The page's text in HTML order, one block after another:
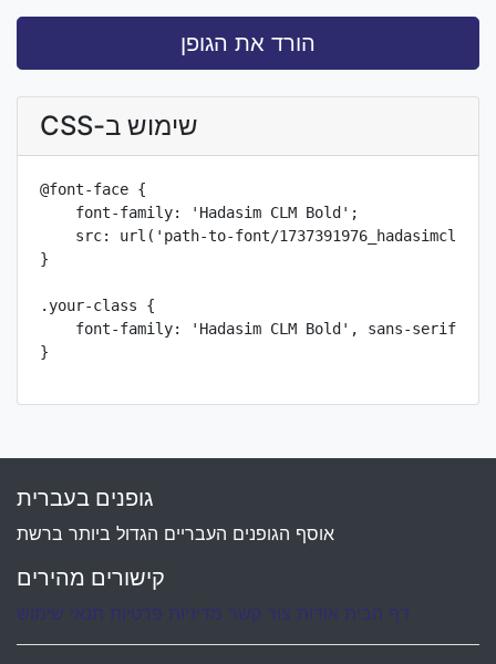
הורד את הגופן
שימוש ב-CSS
@font-face {
    font-family: 'Hadasim CLM Bold';
src: url('path-to-font/1737391976_hadasimclm-
}
.your-class {
    font-family: 'Hadasim CLM Bold', sans-serif;
}
גופנים בעברית
אוסף הגופנים העבריים הגדול ביותר ברשת
קישורים מהירים
דף הבית אודות צור קשר מדיניות פרטיות תנאי שימוש